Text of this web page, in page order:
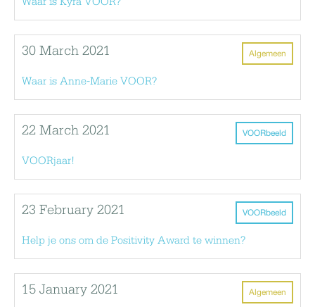
Algemeen
30 March 2021
Waar is Anne-Marie VOOR?
VOORbeeld
22 March 2021
VOORjaar!
VOORbeeld
23 February 2021
Help je ons om de Positivity Award te winnen?
Algemeen
15 January 2021